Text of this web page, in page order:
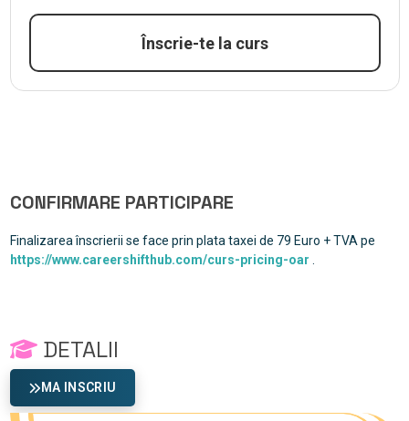
Înscrie-te la curs
CONFIRMARE PARTICIPARE
Finalizarea înscrierii se face prin plata taxei de 79 Euro + TVA pe
https://www.careershifthub.com/curs-pricing-oar
DETALII
MA INSCRIU